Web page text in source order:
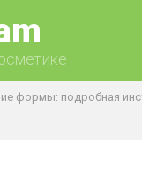
подробная инструкция по их применению для